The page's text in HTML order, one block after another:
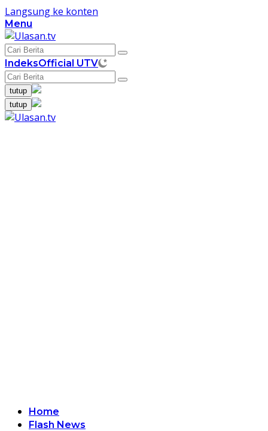
Langsung ke konten
Menu
IndeksOfficial UTV
tutup
tutup
Home
Flash News